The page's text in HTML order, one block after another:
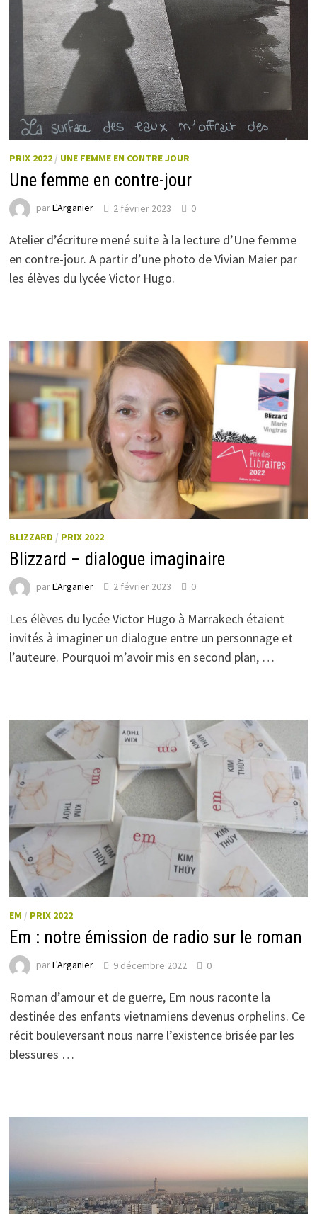
PRIX 2022/ UNE FEMME EN CONTRE JOUR
Une femme en contre-jour
parL'Arganier 2 février 2023 0
Atelier d’écriture mené suite à la lecture d’Une femme
en contre-jour. A partir d’une photo de Vivian Maier par
les élèves du lycée Victor Hugo.
BLIZZARD / PRIX 2022
Blizzard – dialogue imaginaire
parL'Arganier 2 février 2023 0
Les élèves du lycée Victor Hugo à Marrakech étaient
invités à imaginer un dialogue entre un personnage et
l’auteure. Pourquoi m’avoir mis en second plan, …
EM / PRIX 2022
Em : notre émission de radio sur le roman
parL'Arganier 9 décembre 2022 0
Roman d’amour et de guerre, Em nous raconte la
destinée des enfants vietnamiens devenus orphelins. Ce
récit bouleversant nous narre l’existence brisée par les
blessures …